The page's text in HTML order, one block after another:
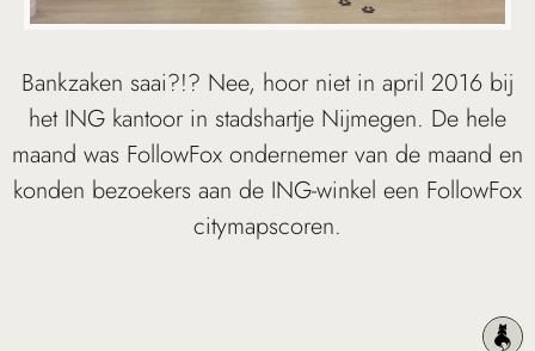
Bankzaken saai?!? Nee, hoor niet in april 2016 bij
het ING kantoor in stadshartje Nijmegen. De hele
maand was FollowFox ondernemer van de maand en
konden bezoekers aan de ING-winkel een FollowFox
citymapscoren.